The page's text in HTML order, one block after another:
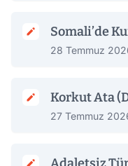
Somali’de
28 Temmuz
Korkut Ata
27 Temmuz